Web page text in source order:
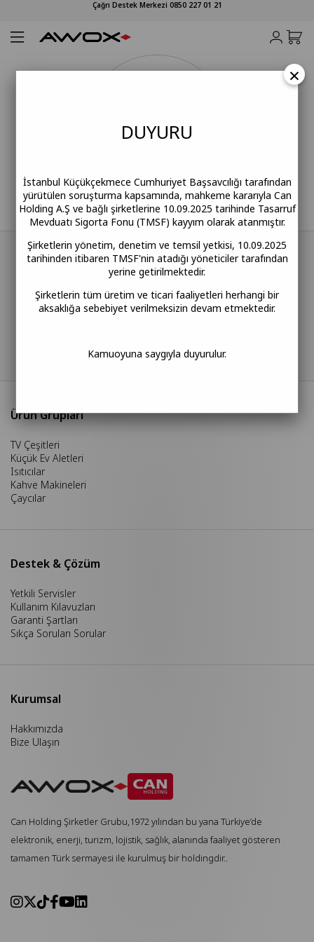
Çağrı Destek Merkezi 0850 227 01 21
"Awox: Yaşam Alanınıza Değer Katan Teknoloji ve
Tasarım"
Evinizin her köşesinde size eşlik eden akıllı çözümler
sunuyoruz.
yaşamın ihtiyaçlarını kalite ve estetikle buluşturuyoruz.
Ürün Grupları
TV Çeşitleri
Küçük Ev Aletleri
Isıtıcılar
Kahve Makineleri
Çaycılar
Destek & Çözüm
Yetkili Servisler
Kullanım Kılavuzları
Garanti Şartları
Sıkça Sorulan Sorular
Kurumsal
Hakkımızda
Bize Ulaşın
Can Holding Şirketler Grubu,1972 yılından bu yana Türkiye’de
elektronik, enerji, turizm, lojistik, sağlık, alanında faaliyet gösteren
tamamen Türk sermayesi ile kurulmuş bir holdingdir..
×
DUYURU
İstanbul Küçükçekmece Cumhuriyet Başsavcılığı tarafından
yürütülen soruşturma kapsamında, mahkeme kararıyla Can
Holding A.Ş ve bağlı şirketlerine 10.09.2025 tarihinde Tasarruf
Mevduatı Sigorta Fonu (TMSF) kayyım olarak atanmıştır.
Şirketlerin yönetim, denetim ve temsil yetkisi, 10.09.2025
tarihinden itibaren TMSF'nin atadığı yöneticiler tarafından
yerine getirilmektedir.
Şirketlerin tüm üretim ve ticari faaliyetleri herhangi bir
aksaklığa sebebiyet verilmeksizin devam etmektedir.
Kamuoyuna saygıyla duyurulur.